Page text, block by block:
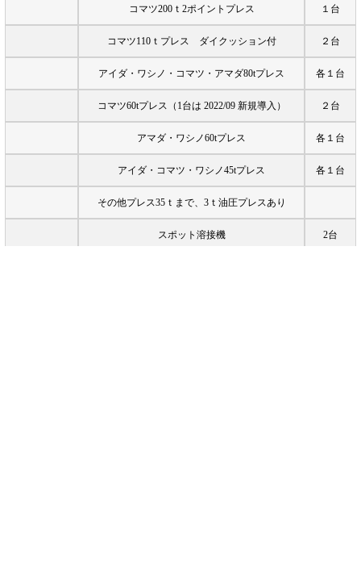
コマツ200ｔ2ポイントプレス １台
コマツ110ｔプレス ダイクッション付 ２台
アイダ・ワシノ・コマツ・アマダ80tプレス 各１台
コマツ60tプレス（1台は 2022/09 新規導入） ２台
アマダ・ワシノ60tプレス 各１台
アイダ・コマツ・ワシノ45tプレス 各１台
その他プレス35ｔまで、3ｔ油圧プレスあり
スポット溶接機 2台